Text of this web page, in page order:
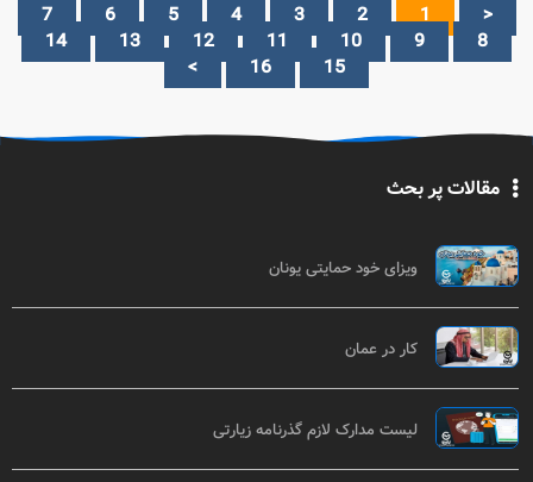
<
1
2
3
4
5
6
7
8
9
10
11
12
13
14
15
16
>
مقالات پر بحث
ویزای خود حمایتی یونان
کار در عمان
لیست مدارک لازم گذرنامه زیارتی